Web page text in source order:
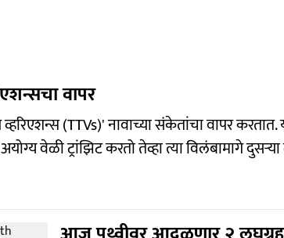
वापर
व्हरिएशन्स (TTVs)' नावाच्या संकेतांचा वापर
वेळी ट्रांझिट करतो तेव्हा त्या विलंबामागे